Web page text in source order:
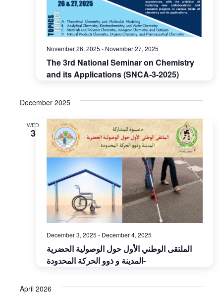
The 3rd National Seminar on Chemistry
and its Applications (SNCA-3-2025)
November 26, 2025 - November 27, 2025
December 2025
WED
3
الملتقى الوطني الأول حول الوصولية الحضرية
-المدينة و ذوو الحركة المحدودة
December 3, 2025 - December 4, 2025
April 2026